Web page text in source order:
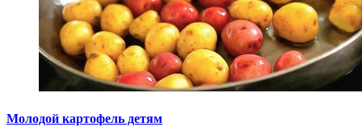
Молодой картофель детям